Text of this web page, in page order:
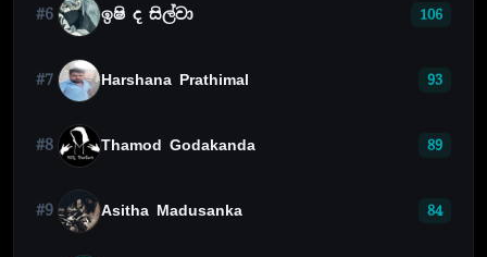
#6 ඉෂි ද සිල්වා 106
#7 Harshana Prathimal 93
#8 Thamod Godakanda 89
#9 Asitha Madusanka 84